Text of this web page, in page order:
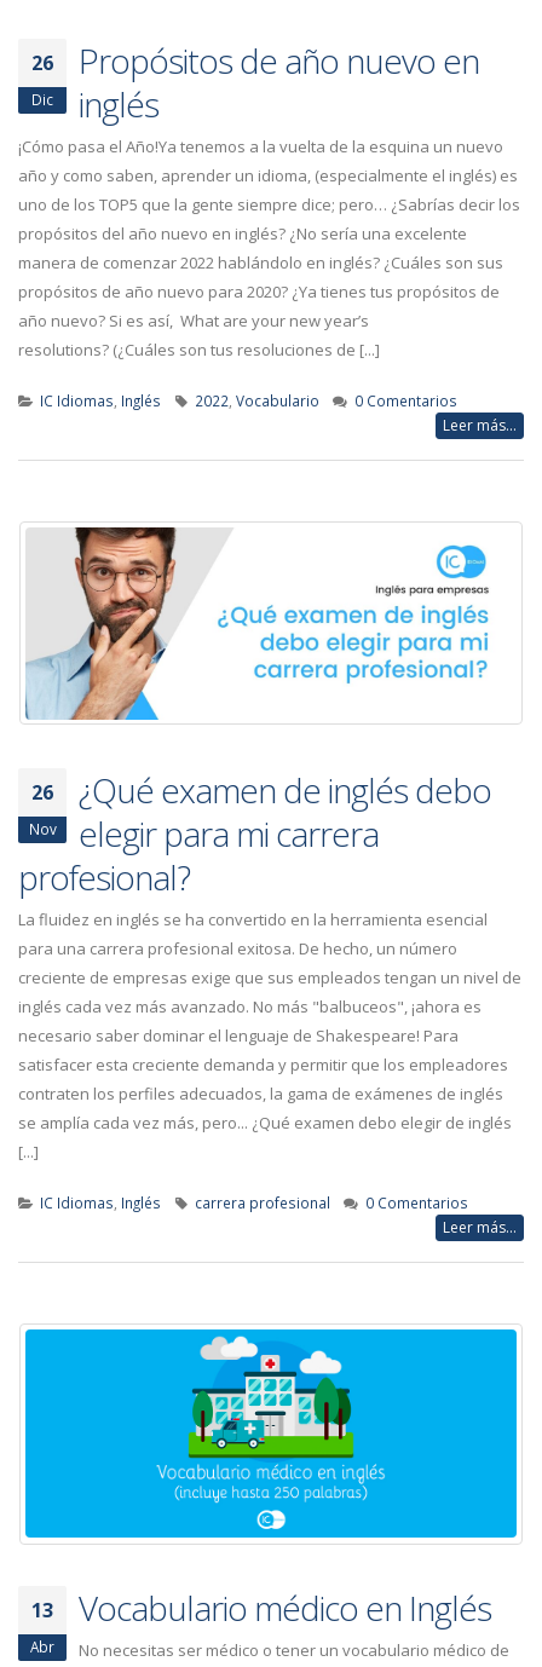
26
Dic
Propósitos de año nuevo en
inglés
¡Cómo pasa el Año!Ya tenemos a la vuelta de la esquina un nuevo
año y como saben, aprender un idioma, (especialmente el inglés) es
uno de los TOP5 que la gente siempre dice; pero… ¿Sabrías decir los
propósitos del año nuevo en inglés? ¿No sería una excelente
manera de comenzar 2022 hablándolo en inglés? ¿Cuáles son sus
propósitos de año nuevo para 2020? ¿Ya tienes tus propósitos de
año nuevo? Si es así, What are your new year’s
resolutions? (¿Cuáles son tus resoluciones de [...]
IC Idiomas, Inglés 2022,Vocabulario 0 Comentarios
Leer más...
26
Nov
¿Qué examen de inglés debo
elegir para mi carrera
profesional?
La fluidez en inglés se ha convertido en la herramienta esencial
para una carrera profesional exitosa. De hecho, un número
creciente de empresas exige que sus empleados tengan un nivel de
inglés cada vez más avanzado. No más "balbuceos", ¡ahora es
necesario saber dominar el lenguaje de Shakespeare! Para
satisfacer esta creciente demanda y permitir que los empleadores
contraten los perfiles adecuados, la gama de exámenes de inglés
se amplía cada vez más, pero... ¿Qué examen debo elegir de inglés
[...]
IC Idiomas Inglés carrera profesional 0 Comentarios
Leer más...
13
Abr
Vocabulario médico en Inglés
No necesitas ser médico o tener un vocabulario médico de